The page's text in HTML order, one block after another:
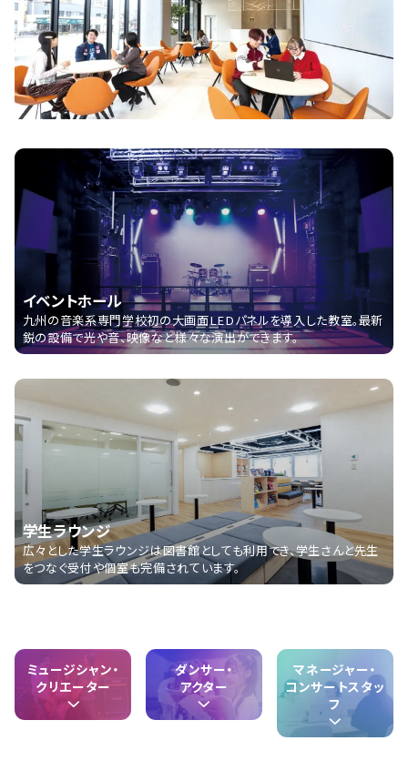
イベントホール
九州の音楽系専門学校初の大画面LEDパネルを導入した教室。最新
鋭の設備で光や音、映像など様々な演出ができます。
学生ラウンジ
広々とした学生ラウンジは図書館としても利用でき、学生さんと先生
をつなぐ受付や個室も完備されています。
ミュージシャン・
クリエーター
ダンサー・
アクター
マネージャー・
コンサートスタッ
フ